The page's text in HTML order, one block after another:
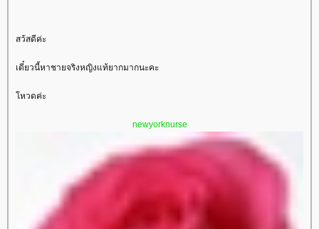
สว้สดีค่ะ
เดี๋ยวนี้หาชายจริงหญิงแท้ยากมากนะคะ
หวดค่ะ
newyorknurse